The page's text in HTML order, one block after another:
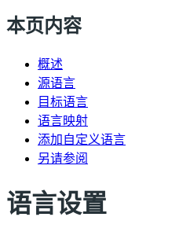
本页内容
概述
源语言
目标语言
语言映射
添加自定义语言
另请参阅
语言设置